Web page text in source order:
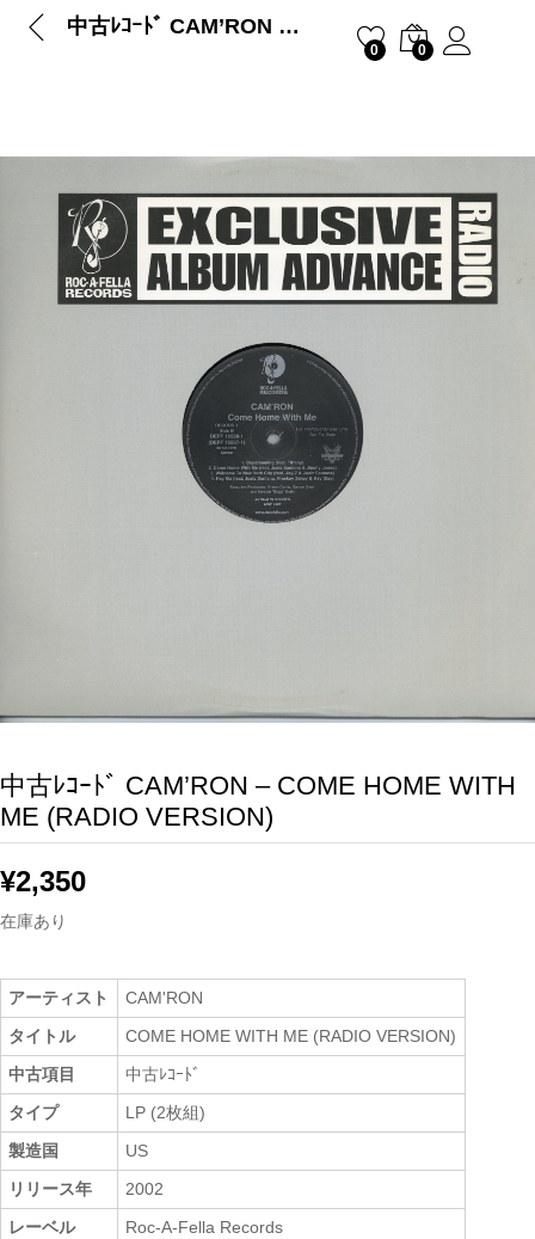
中古ﾚｺｰﾄﾞ CAM’RON – COME HOME WITH ME (RADIO VERSION)
0 0
中古ﾚｺｰﾄﾞ CAM’RON – COME HOME WITH
ME (RADIO VERSION)
¥2,350
在庫あり
アーティスト
CAM'RON
タイトル
COME HOME WITH ME (RADIO VERSION)
中古項目
中古ﾚｺｰﾄﾞ
タイプ
LP (2枚組)
製造国
US
リリース年
2002
レーベル
Roc-A-Fella Records